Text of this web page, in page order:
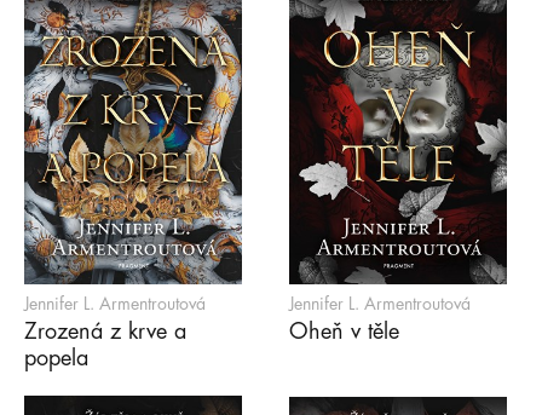
Jennifer L. Armentroutová
Zrozená z krve a
popela
Jennifer L. Armentroutová
Oheň v těle